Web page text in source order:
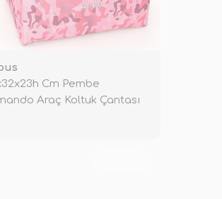
Cm Pembe
Araç Koltuk Çantası